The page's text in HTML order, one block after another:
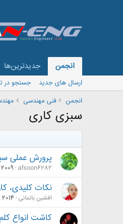
انجمن جدیدترین‌ها
ارسال های جدید
جستجو در
انجمن
فنی مهندسی
سبزی کاری
پرورش عملی
afsoon6282
نکات کلیدی،
افشین باتمانی 2014
کاشت انواع